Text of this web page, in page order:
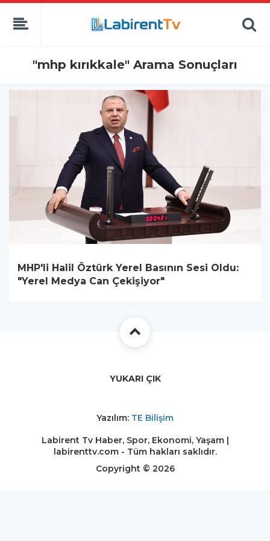
"mhp kırıkkale" Arama Sonuçları
MHP'li Halil Öztürk Yerel Basının Sesi Oldu:
"Yerel Medya Can Çekişiyor"
YUKARI ÇIK
Yazılım: TE Bilişim
Labirent Tv Haber, Spor, Ekonomi, Yaşam |
labirenttv.com - Tüm hakları saklıdır.
Copyright © 2026